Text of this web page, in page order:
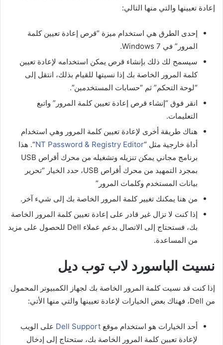
إعادة تعيينها والتي منها التالي:
إحدى الطرق هي استخدام ميزة “قرص إعادة تعيين كلمة
المرور” في Windows 7.
سيسمح لك ذلك بإنشاء قرص يمكن استخدامه لإعادة تعيين
كلمة المرور الخاصة بك إذا نسيتها للقيام بذلك، انتقل إلى
“لوحة التحكم” ثم “حسابات المستخدمين”.
انقر فوق “إنشاء قرص إعادة تعيين كلمة المرور” واتبع
التعليمات.
هناك طريقة أخرى لإعادة تعيين كلمة المرور وهي استخدام
أداة خارجية مثل “NT Password & Registry Editor“. هذا
برنامج مجاني يمكن تنزيله وتشغيله من محرك أقراص USB
بمجرد التمهيد من محرك أقراص USB، حدد الخيار “تحرير
بيانات المستخدم وكلمات المرور”
من هنا يمكنك تغيير كلمة المرور الخاصة بك إلى شيء آخر.
إذا كنت لا تزال غير قادر على إعادة تعيين كلمة المرور الخاصة
بك، فستحتاج إلى الاتصال بدعم عملاء Dell للحصول على مزيد
من المساعدة.
نسيت الباسورد لاب توب ديل
إذا كنت قد نسيت كلمة المرور الخاصة بك لجهاز الكمبيوتر المحمول
من Dell، فهناك بعض الخيارات لإعادة تعيينها والتي منها الأتي:
أحد الخيارات هو استخدام موقع Dell Support على الويب
لإعادة تعيين كلمة المرور الخاصة بك، ستحتاج إلى إدخال